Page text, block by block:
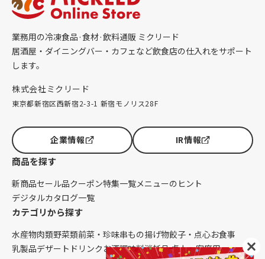
業務用の冷凍食品·食材·飲料通販 ミクリード
居酒屋・ダイニングバー・カフェなど飲食店の仕入れをサポート
します。
株式会社ミクリード
東京都新宿区西新宿2-3-1 新宿モノリス28F
企業情報 IR情報
商品を探す
新商品セール品クーポン特集一覧メニューのヒント
デジタルカタログ一覧
カテゴリから探す
水産物肉類野菜類前菜・珍味串もの揚げ物餃子・点心お食事
乳製品デザート ドリンク お酒調味料消耗品 卓上・客席用